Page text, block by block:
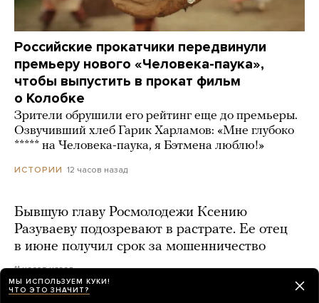
Российские прокатчики передвинули
премьеру нового «Человека-паука»,
чтобы выпустить в прокат фильм
о Колобке
Зрители обрушили его рейтинг еще до премьеры.
Озвучивший хлеб Гарик Харламов: «Мне глубоко
***** на Человека-паука, я Бэтмена люблю!»
ИСТОРИИ 12 часов назад
Бывшую главу Росмолодежи Ксению
Разуваеву подозревают в растрате. Ее отец
в июне получил срок за мошенничество
11 часов назад
МЫ ИСПОЛЬЗУЕМ КУКИ!
ЧТО ЭТО ЗНАЧИТ?